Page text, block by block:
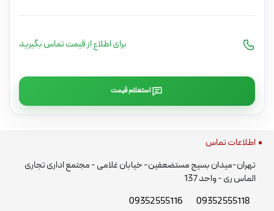
برای اطلاع از قیمت تماس بگیرید
استعلام قیمت
اطلاعات تماس
تهران-میدان بسیج مستضعفین- خیابان غلامی - مجتمع اداری تجاری
الماس ری - واحد 137
09352555118
09352555116